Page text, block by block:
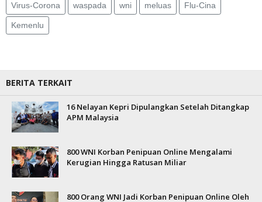
Virus-Corona waspada wni meluas Flu-Cina
Kemenlu
BERITA TERKAIT
16 Nelayan Kepri Dipulangkan Setelah Ditangkap
APM Malaysia
800 WNI Korban Penipuan Online Mengalami
Kerugian Hingga Ratusan Miliar
800 Orang WNI Jadi Korban Penipuan Online Oleh